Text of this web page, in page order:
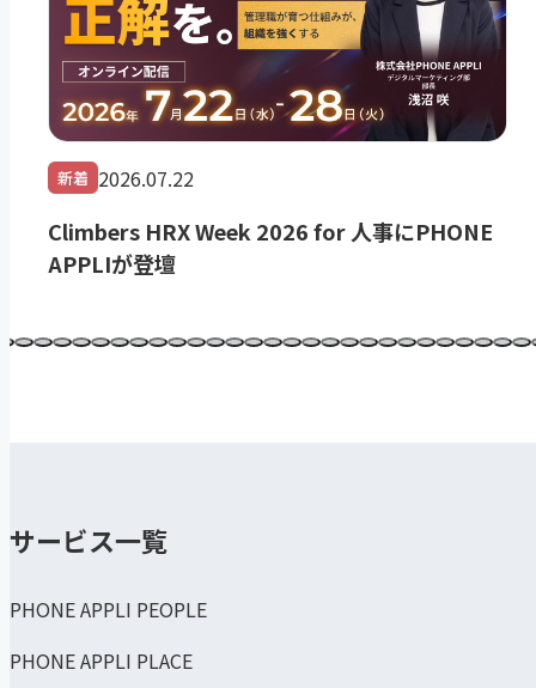
新着 2026.07.22
Climbers HRX Week 2026 for 人事にPHONE
APPLIが登壇
サービス一覧
PHONE APPLI PEOPLE
PHONE APPLI PLACE